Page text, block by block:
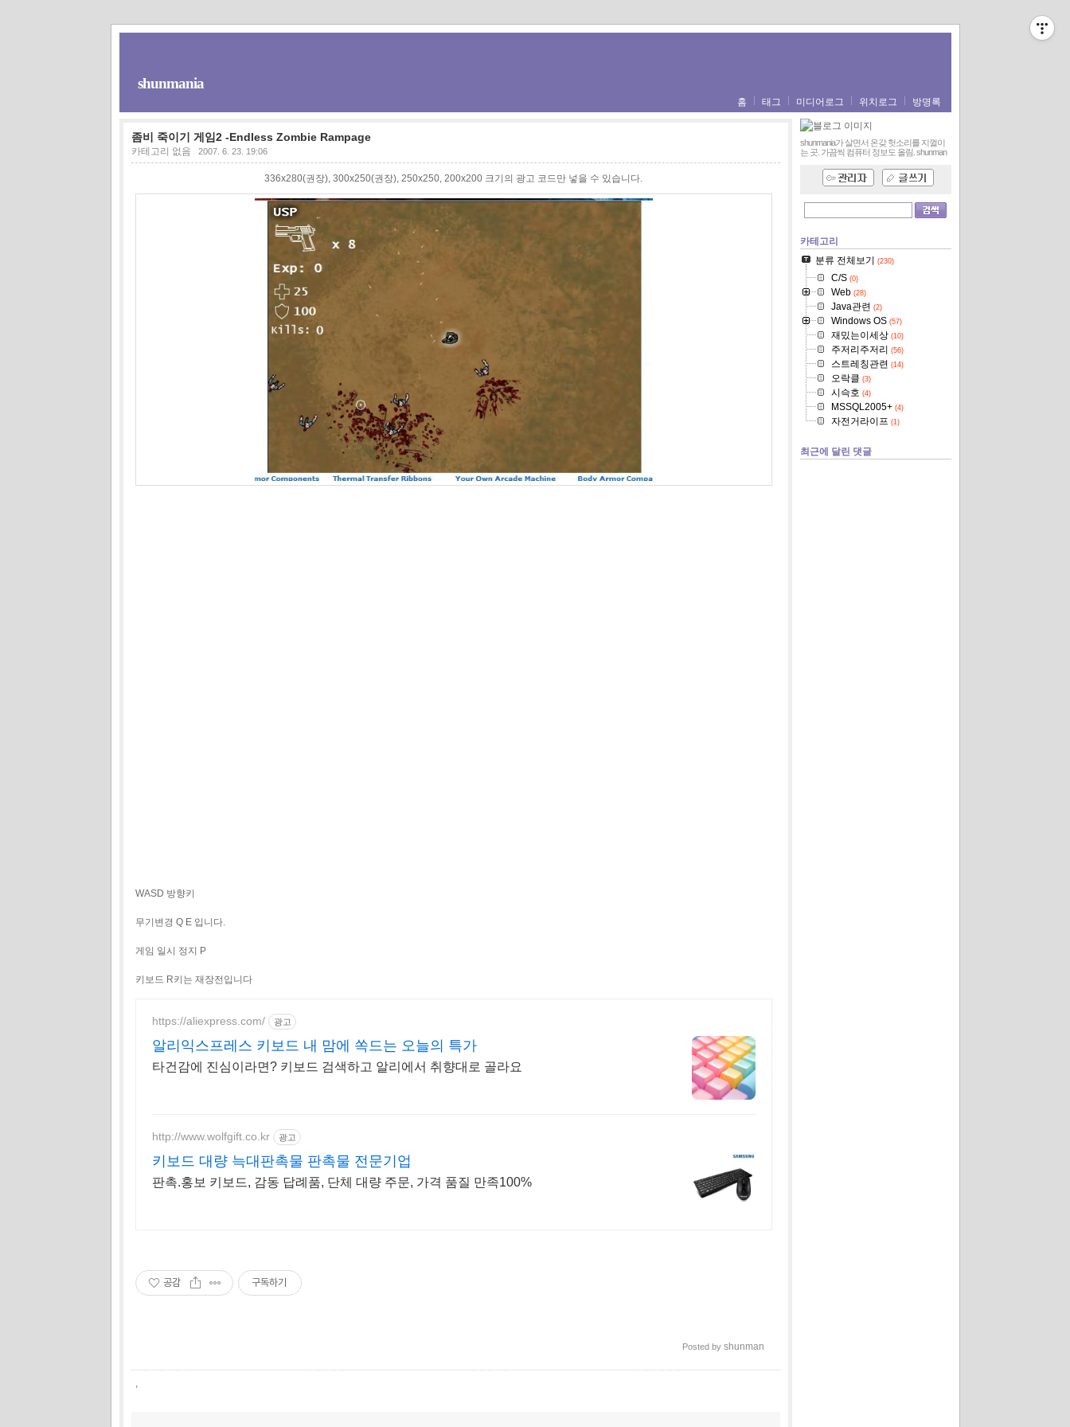
shunmania
홈 태그 미디어로그 위치로그 방명록
좀비 죽이기 게임2 -Endless Zombie Rampage
카테고리 없음 2007. 6. 23. 19:06
336x280(권장), 300x250(권장), 250x250, 200x200 크기의 광고 코드만 넣을 수 있습니다.
WASD 방향키
무기변경 Q E 입니다.
게임 일시 정지 P
키보드 R키는 재장전입니다
https://aliexpress.com/ 광고
알리익스프레스 키보드 내 맘에 쏙드는 오늘의 특가
타건감에 진심이라면? 키보드 검색하고 알리에서 취향대로 골라요
http://www.wolfgift.co.kr 광고
키보드 대량 늑대판촉물 판촉물 전문기업
판촉.홍보 키보드, 감동 답례품, 단체 대량 주문, 가격 품질 만족100%
공감 구독하기
Posted by shunman
shunmania가 살면서 온갖 헛소리를 지껄이
는 곳. 가끔씩 컴퓨터 정보도 올림. shunman
카테고리
분류 전체보기
(230)
C/S(0)
Web(28)
Java관련 (2)
Windows OS(57)
재밌는이세상(10)
주저리주저리 (56)
스트레칭관련 (14)
오락클 (3)
시슥호 (4)
MSSQL2005+(4)
자전거라이프 (1)
최근에 달린 댓글